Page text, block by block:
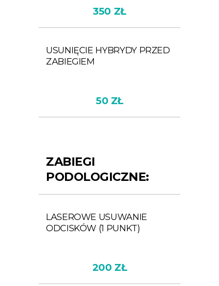
350 ZŁ
USUNIĘCIE HYBRYDY PRZED
ZABIEGIEM
50 ZŁ
ZABIEGI
PODOLOGICZNE:
LASEROWE USUWANIE
ODCISKÓW (1 PUNKT)
200 ZŁ